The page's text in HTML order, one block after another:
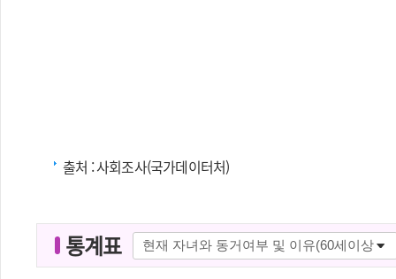
출처 :사회조사(국가데이터처)
통계표
통
계